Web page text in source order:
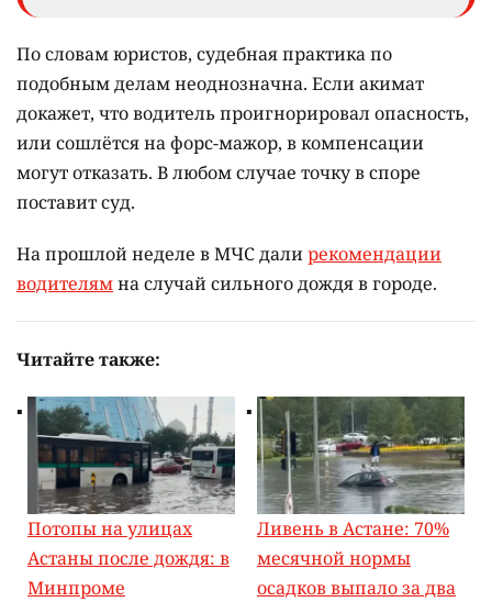
По словам юристов, судебная практика по
подобным делам неоднозначна. Если акимат
докажет, что водитель проигнорировал опасность,
или сошлётся на форс-мажор, в компенсации
могут отказать. В любом случае точку в споре
поставит суд.
На прошлой неделе в МЧС далирекомендации
водителямна случай сильного дождя в городе.
Читайте также:
Потопы на улицах
Астаны после дождя: в
Минпроме
Ливень в Астане: 70%
месячной нормы
осадков выпало за два